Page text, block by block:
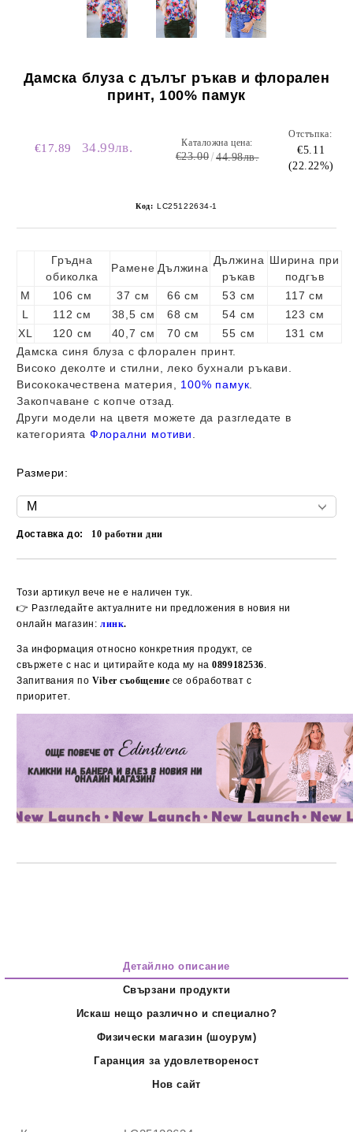
Дамска блуза с дълъг ръкав и флорален
принт, 100% памук
€17.89 34.99лв. Каталожна цена:
€23.00 44.98лв.
Отстъпка:
€5.11
(22.22%)
Код: LC25122634-1
Гръдна
обиколка
Рамене Дължина
Дължина
ръкав
Ширина при
подгъв
M
106 см 37 см 66 см 53 см
117 см
L
112 см 38,5 см 68 см 54 см
123 см
XL
120 см 40,7 см 70 см 55 см
131 см
Дамска синя блуза с флорален принт.
Високо деколте и стилни, леко бухнали ръкави.
Висококачествена материя, 100% памук
Закопчаване с копче отзад.
Други модели на цветя можете да разгледате в
категорията Флорални мотиви
Размери:
Доставка до: 10 работни дни
Този артикул вече не е наличен тук.
👉 Разгледайте актуалните ни предложения в новия ни
онлайн магазин: линк.
За информация относно конкретния продукт, се
свържете с нас и цитирайте кода му на0899182536
Запитвания по Viber съобщение се обработват с
приоритет.
Детайлно описание
Свързани продукти
Искаш нещо различно и специално?
Физически магазин (шоурум)
Гаранция за удовлетвореност
Нов сайт